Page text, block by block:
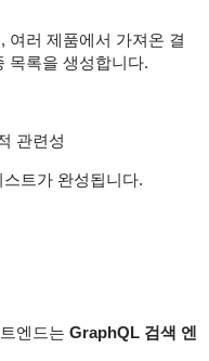
여러 제품에서 가져온 결
목록을 생성합니다.
관련성
트가 완성됩니다.
엔드는 GraphQL 검색 엔